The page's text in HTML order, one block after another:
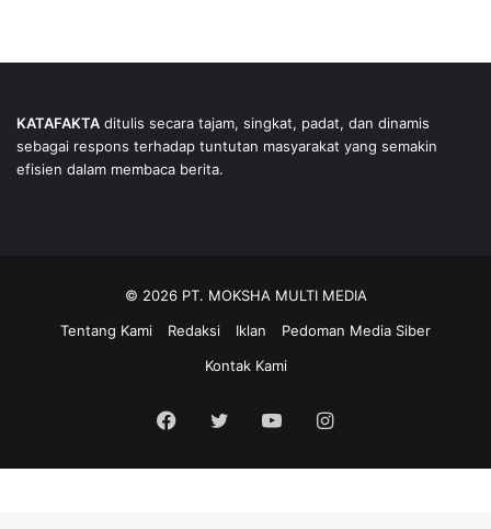
KATAFAKTA ditulis secara tajam, singkat, padat, dan dinamis
sebagai respons terhadap tuntutan masyarakat yang semakin
efisien dalam membaca berita.
© 2026 PT. MOKSHA MULTI MEDIA
Tentang Kami
Redaksi Iklan
Pedoman Media Siber
Kontak Kami
Facebook
Twitter YouTubeInstagram